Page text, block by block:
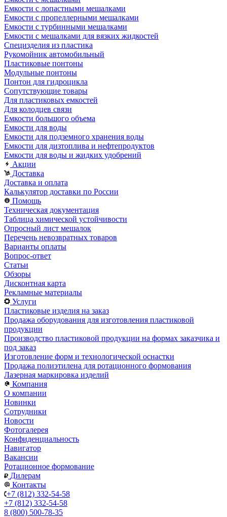
Емкости с лопастными мешалками
Емкости с пропеллерными мешалками
Емкости с турбинными мешалками
Емкости с мешалками для вязких жидкостей
Специзделия из пластика
Рукомойник автомобильный
Пластиковые понтоны
Модульные понтоны
Понтон для гидроцикла
Сопутствующие товары
Для пластиковых емкостей
Для колодцев связи
Емкости большого объема
Емкости для воды
Емкости для подземного хранения воды
Емкости для дизтоплива и нефтепродуктов
Емкости для воды и жидких удобрений
Акции
Доставка
Доставка и оплата
Калькулятор доставки по России
Помощь
Техническая документация
Таблица химической устойчивости
Опросный лист мешалок
Перечень невозвратных товаров
Варианты оплаты
Вопрос-ответ
Статьи
Обзоры
Дисконтная карта
Рекламные материалы
Услуги
Пластиковые изделия на заказ
Продажа оборудования для изготовления пластиковой
продукции
Производство пластиковой продукции на формах заказчика и
под заказ
Изготовление форм и технологической оснастки
Продажа полиэтилена для ротационного формования
Лазерная маркировка изделий
Компания
О компании
Новинки
Сотрудники
Новости
Фотогалерея
Конфиденциальность
Навигатор
Вакансии
Ротационное формование
Дилерам
Контакты
+7 (812) 332-54-58
+7 (812) 332-54-58
8 (800) 500-78-35